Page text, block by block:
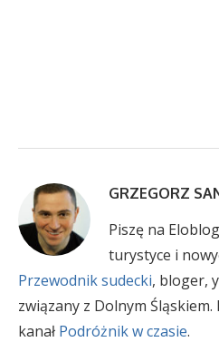
GRZEGORZ
Piszę na
turystyce i
Przewodnik sudecki, bloger,
związany z Dolnym
kanał Podróżnik w czasie.